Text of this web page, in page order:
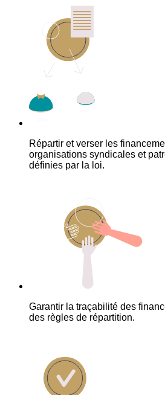
Répartir et verser les
organisations syndicales et
définies par la loi.
Garantir la traçabilité des
des règles de répartition.